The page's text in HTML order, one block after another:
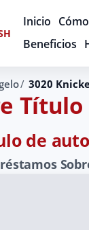
Inicio
Beneficios
3020
de